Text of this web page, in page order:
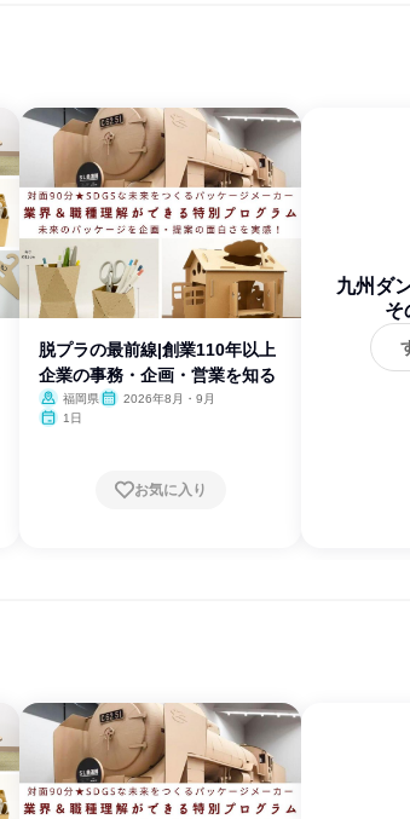
脱プラの最前線|創業110年以上
企業の事務・企画・営業を知る
福岡県
2026年8月・9月
1日
お気に入り
九州ダ
そ